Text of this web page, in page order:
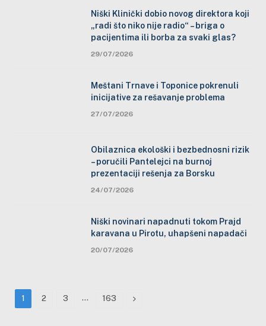
Niški Klinički dobio novog direktora koji
„radi što niko nije radio“ – briga o
pacijentima ili borba za svaki glas?
29/07/2026
Meštani Trnave i Toponice pokrenuli
inicijative za rešavanje problema
27/07/2026
Obilaznica ekološki i bezbednosni rizik
– poručili Pantelejci na burnoj
prezentaciji rešenja za Borsku
24/07/2026
Niški novinari napadnuti tokom Prajd
karavana u Pirotu, uhapšeni napadači
20/07/2026
1 2 3 … 163 Next